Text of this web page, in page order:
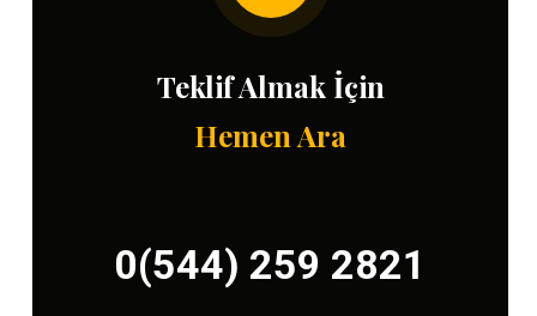
Teklif Almak İçin
Hemen Ara
0(544) 259 2821